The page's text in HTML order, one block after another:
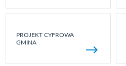
PROJEKT CYFROWA
GMINA